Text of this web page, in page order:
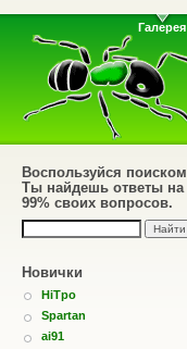
Галерея
Воспользуйся
Ты найдешь ответы на
99% своих вопросов.
Новички
HiTpo
Spartan
ai91